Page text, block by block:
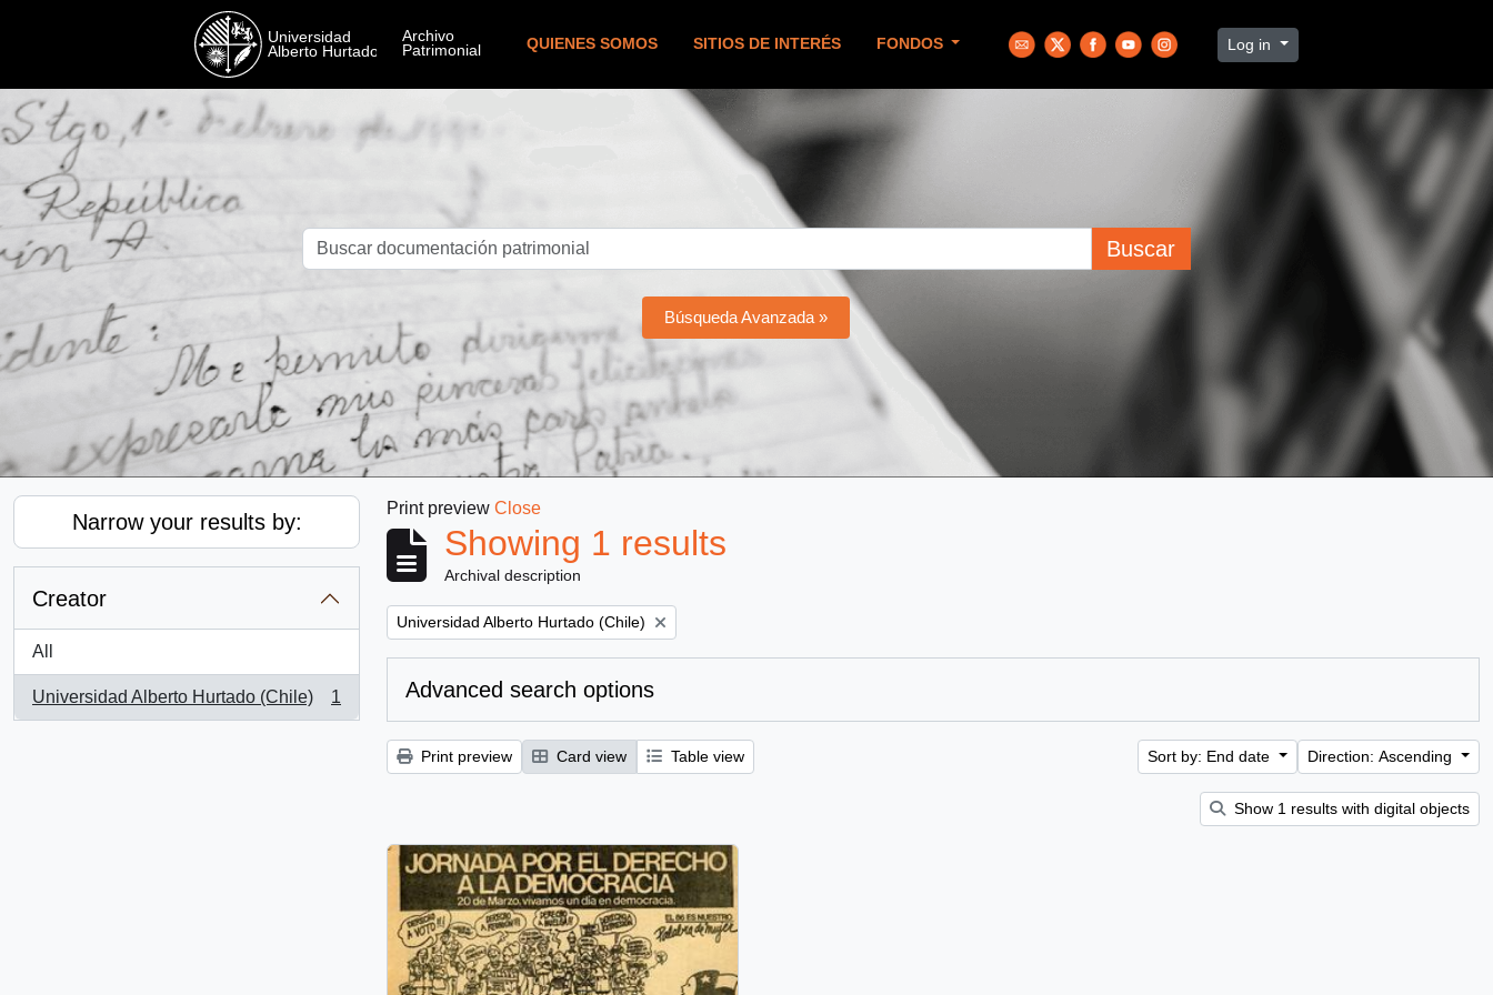
QUIENES SOMOS SITIOS DE INTERÉS FONDOS Log in
Buscar
Búsqueda Avanzada »
Narrow your results by:
Creator
All
Universidad Alberto Hurtado (Chile)
, 1 results
1
Print preview Close
Showing 1 results
Archival description
Remove filter:
Universidad Alberto Hurtado (Chile)
Advanced search options
Print preview Card view Table view Sort by: End date Direction: Ascending
Show 1 results with digital objects